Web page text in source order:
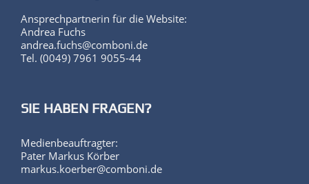
Ansprechpartnerin für die Website:
Andrea Fuchs
andrea.fuchs@comboni.de
Tel. (0049) 7961 9055-44
SIE HABEN FRAGEN?
Medienbeauftragter:
Pater Markus Körber
markus.koerber@comboni.de